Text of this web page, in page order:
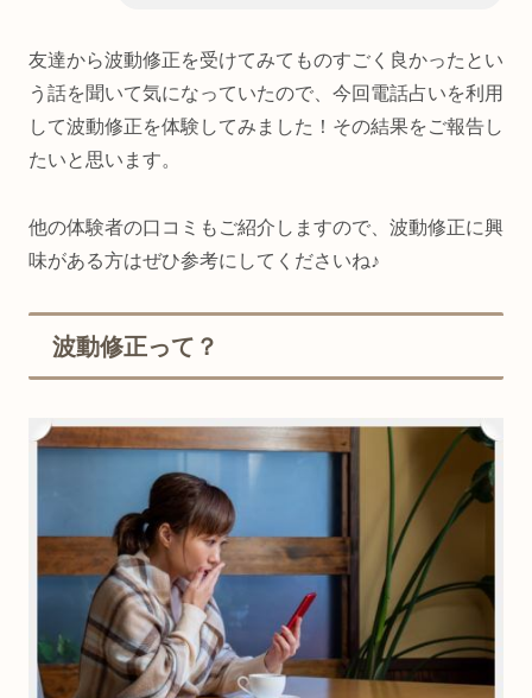
友達から波動修正を受けてみてものすごく良かったとい
う話を聞いて気になっていたので、今回電話占いを利用
して波動修正を体験してみました！その結果をご報告し
たいと思います。
他の体験者の口コミもご紹介しますので、波動修正に興
味がある方はぜひ参考にしてくださいね♪
波動修正って？